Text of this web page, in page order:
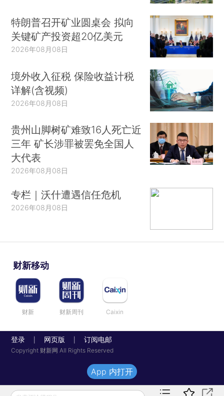
特朗普召开矿业圆桌会 拟向
关键矿产投资超20亿美元
2026年08月08日
境外收入征税 保险收益计税
详解(含视频)
2026年08月08日
贵州山脚树矿难致16人死亡近
三年 矿长涉罪被罢免全国人
大代表
2026年08月08日
专栏｜沃什遭遇信任危机
2026年08月08日
财新移动
财新 财新周刊 Caixin
登录 网页版 订阅电邮
Copyright 财新网 All Rights Reserved
App 内打开